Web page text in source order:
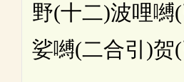
野(十二)波哩嚩
娑嚩(二合引)贺